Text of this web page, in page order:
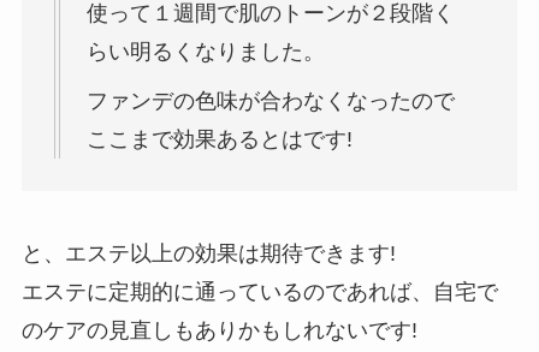
使って１週間で肌のトーンが２段階く
らい明るくなりました。
ファンデの色味が合わなくなったので
ここまで効果あるとはです!
と、エステ以上の効果は期待できます!
エステに定期的に通っているのであれば、自宅で
のケアの見直しもあり かもしれないです!